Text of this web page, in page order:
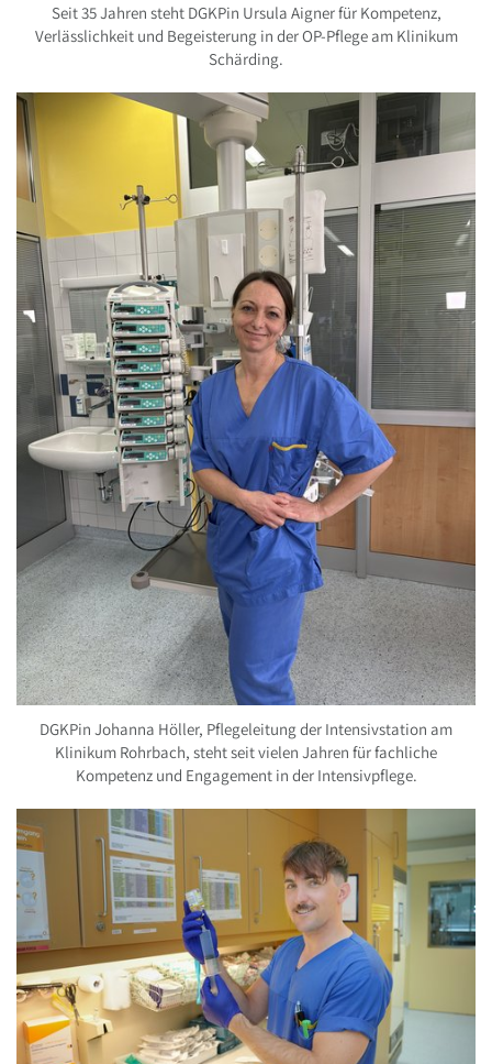
Seit 35 Jahren steht DGKPin Ursula Aigner für Kompetenz,
Verlässlichkeit und Begeisterung in der OP-Pflege am Klinikum
Schärding.
DGKPin Johanna Höller, Pflegeleitung der Intensivstation am
Klinikum Rohrbach, steht seit vielen Jahren für fachliche
Kompetenz und Engagement in der Intensivpflege.